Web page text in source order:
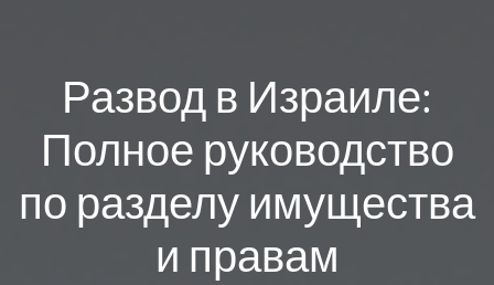
Развод в Израиле:
Полное руководство
по разделу имущества
и правам